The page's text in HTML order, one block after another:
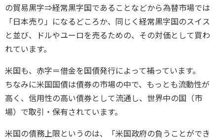
の貿易黒字⇒経常黒字国であることなどから為替市場では
「日本売り」になるどころか、同じく経常黒字国のスイス
と並び、ドルやユーロを売るための、その対価として買わ
れています。
米国も、赤字＝借金を国債発行によって補っています。
ちなみに米国国債は債券の市場の中で、もっとも流動性が
高く、信用性の高い債券として流通し、世界中の国（市
場）で取引・保有されています。
米国の債務上限というのは、「米国政府の負うことができ